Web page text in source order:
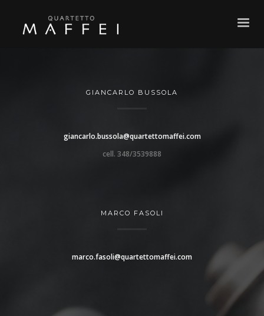
GIANCARLO BUSSOLA
giancarlo.bussola@quartettomaffei.com
cell. 348/3539888
MARCO FASOLI
marco.fasoli@quartettomaffei.com